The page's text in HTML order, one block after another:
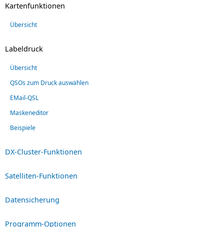
Kartenfunktionen
Übersicht
Labeldruck
Übersicht
QSOs zum Druck auswählen
EMail-QSL
Maskeneditor
Beispiele
DX-Cluster-Funktionen
Satelliten-Funktionen
Datensicherung
Programm-Optionen